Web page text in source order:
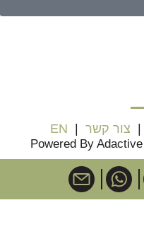
| צור קשר |
EN